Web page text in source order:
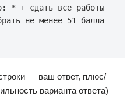
: * + сдать все работы
не менее 51
балла
— ваш ответ, плюс/
варианта ответа)